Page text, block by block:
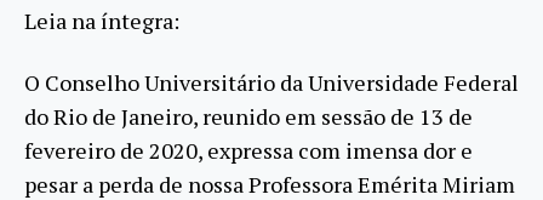
Leia na íntegra:
O Conselho Universitário da Universidade Federal
do Rio de Janeiro, reunido em sessão de 13 de
fevereiro de 2020, expressa com imensa dor e
pesar a perda de nossa Professora Emérita Miriam